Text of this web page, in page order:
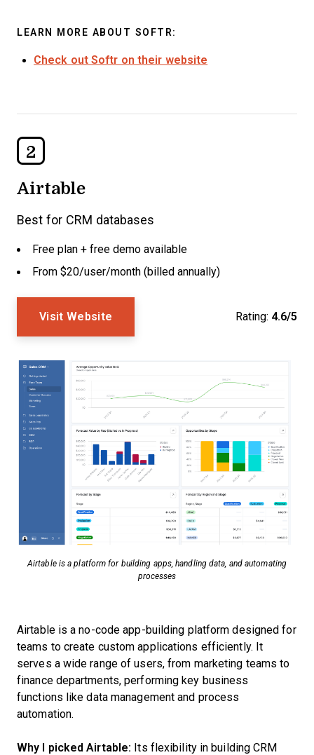
LEARN MORE ABOUT SOFTR:
Check out Softr on their website
2
Airtable
Best for CRM databases
Free plan + free demo available
From $20/user/month (billed annually)
Visit Website Rating: 4.6/5
Airtable is a platform for building apps, handling data, and automating
processes
Airtable is a no-code app-building platform designed for
teams to create custom applications efficiently. It
serves a wide range of users, from marketing teams to
finance departments, performing key business
functions like data management and process
automation.
Why I picked Airtable: Its flexibility in building CRM